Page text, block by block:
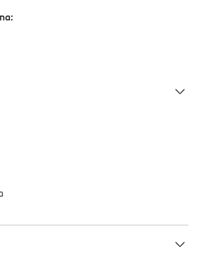
rozwiązaniami K-beauty
w kilku naturalnych
zmniejsza widoczność porów i
kolorytu skóry. Wzmacnia
oraz wpływa na poprawę
cery.
skóry. Wygładza jej